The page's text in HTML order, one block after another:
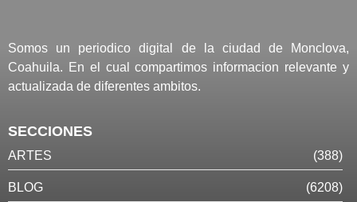
Somos un periodico digital de la ciudad de Monclova,
Coahuila. En el cual compartimos informacion relevante y
actualizada de diferentes ambitos.
SECCIONES
ARTES (388)
BLOG (6208)